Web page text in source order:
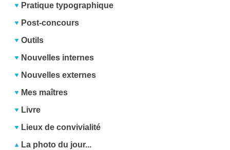
Pratique typographique
Post-concours
Outils
Nouvelles internes
Nouvelles externes
Mes maîtres
Livre
Lieux de convivialité
La photo du jour...